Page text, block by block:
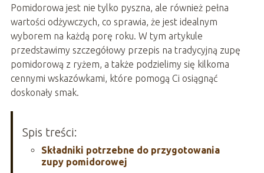
Pomidorowa jest nie tylko pyszna, ale również pełna
wartości odżywczych, co sprawia, że jest idealnym
wyborem na każdą porę roku. W tym artykule
przedstawimy szczegółowy przepis na tradycyjną zupę
pomidorową z ryżem, a także podzielimy się kilkoma
cennymi wskazówkami, które pomogą Ci osiągnąć
doskonały smak.
Spis treści:
Składniki potrzebne do przygotowania
zupy pomidorowej